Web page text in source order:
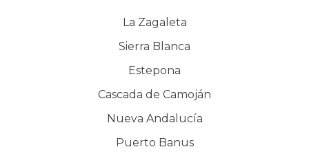
La Zagaleta
Sierra Blanca
Estepona
Cascada de Camoján
Nueva Andalucía
Puerto Banus